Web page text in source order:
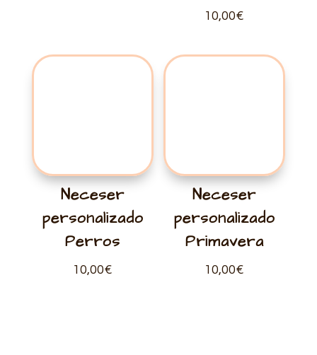
10,00€
Neceser
personalizado
Perros
10,00€
Neceser
personalizado
Primavera
10,00€